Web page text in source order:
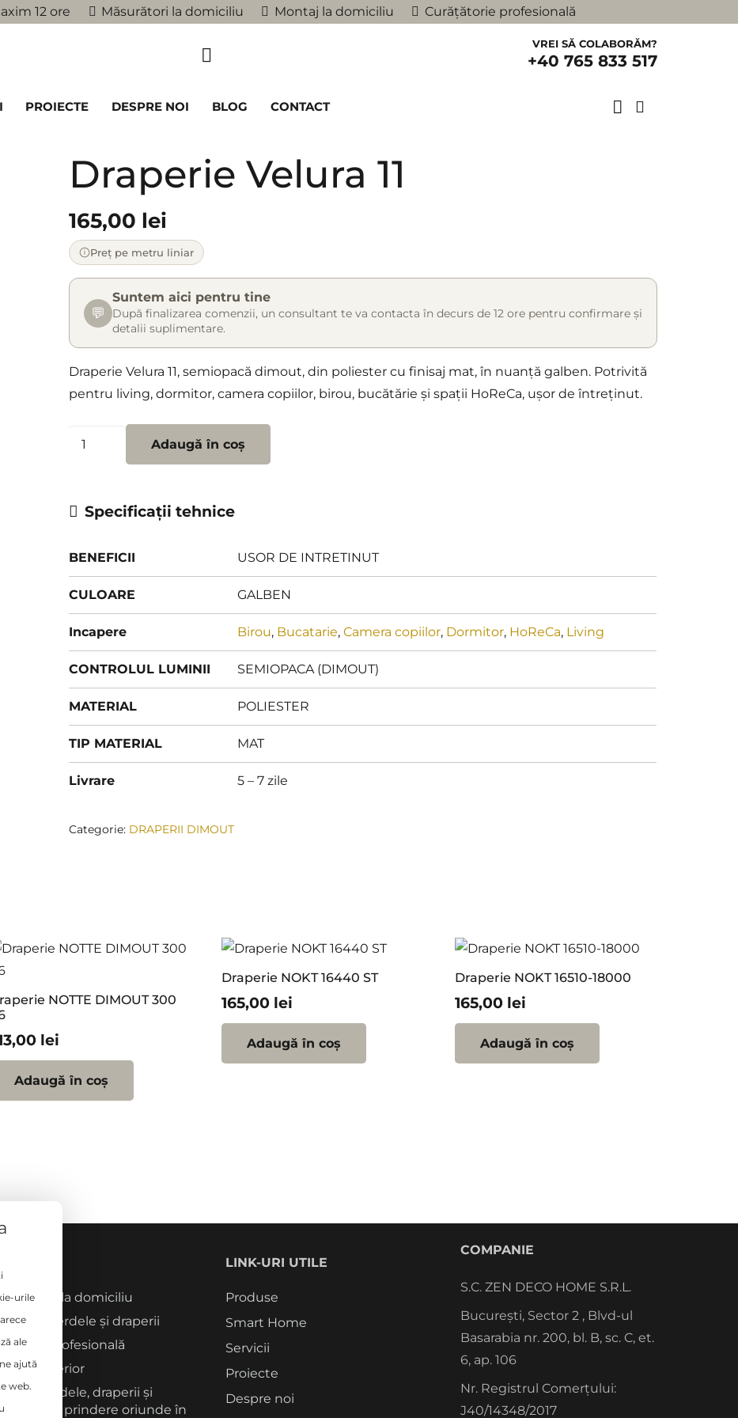
12 ore Măsurători la domiciliu Montaj la domiciliu Curățătorie profesională
VREI SĂ COLABORĂM?
+40 765 833 517
PROIECTE DESPRE NOI BLOG CONTACT
Draperie Velura 11
165,00 lei
Preț pe metru liniar
💬
Suntem aici pentru tine
După finalizarea comenzii, un consultant te va contacta în decurs de 12 ore pentru confirmare și
detalii suplimentare.
Draperie Velura 11, semiopacă dimout, din poliester cu finisaj mat, în nuanță galben. Potrivită
pentru living, dormitor, camera copiilor, birou, bucătărie și spații HoReCa, ușor de întreținut.
Adaugă în coș
Specificații tehnice
BENEFICII USOR DE INTRETINUT
CULOARE GALBEN
Incapere Birou, Bucatarie, Camera copiilor, Dormitor, HoReCa, Living
CONTROLUL LUMINII SEMIOPACA (DIMOUT)
MATERIAL POLIESTER
TIP MATERIAL MAT
Livrare 5 – 7 zile
Categorie: DRAPERII DIMOUT
NOTTE DIMOUT 300
lei
Adaugă în coș
Draperie NOKT 16440 ST
165,00 lei
Adaugă în coș
Draperie NOKT 16510-18000
165,00 lei
Adaugă în coș
la domiciliu
perdele și draperii
profesională
interior
perdele, draperii și
de prindere oriunde în
LINK-URI UTILE
Produse
Smart Home
Servicii
Proiecte
Despre noi
COMPANIE
S.C. ZEN DECO HOME S.R.L.
București, Sector 2 , Blvd-ul
Basarabia nr. 200, bl. B, sc. C, et.
6, ap. 106
Nr. Registrul Comerțului:
J40/14348/2017
urile
ale
ajută
web.